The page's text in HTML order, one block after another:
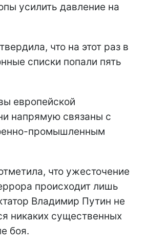
усилить давление на
что на этот раз в
списки попали пять
европейской
напрямую связаны с
промышленным
что ужесточение
происходит лишь
Владимир Путин не
никаких существенных
боя.